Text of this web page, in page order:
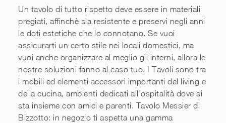
Un tavolo di tutto rispetto deve essere in materiali
pregiati, affinchè sia resistente e preservi negli anni
le doti estetiche che lo connotano. Se vuoi
assicurarti un certo stile nei locali domestici, ma
vuoi anche organizzare al meglio gli interni, allora le
nostre soluzioni fanno al caso tuo. I Tavoli sono tra
i mobili ed elementi accessori importanti del living e
della cucina, ambienti dedicati all'ospitalità dove si
sta insieme con amici e parenti. Tavolo Messier di
Bizzotto: in negozio ti aspetta una gamma